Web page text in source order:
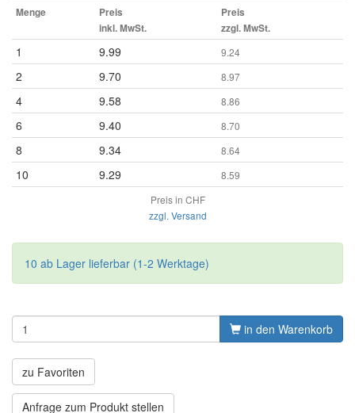
Menge
Preis
inkl. MwSt.
Preis
zzgl. MwSt.
1 9.99 9.24
2 9.70 8.97
4 9.58 8.86
6 9.40 8.70
8 9.34 8.64
10 9.29
8.59
Preis in CHF
zzgl. Versand
10 ab Lager lieferbar (1-2 Werktage)
in den Warenkorb
zu Favoriten
Anfrage zum Produkt stellen